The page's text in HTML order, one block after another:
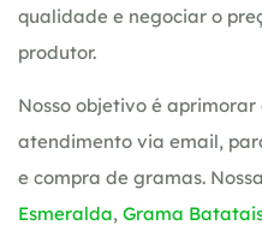
qualidade e negociar o
produtor.
Nosso objetivo é aprimorar
atendimento via email,
e compra de gramas.
Esmeralda, Grama